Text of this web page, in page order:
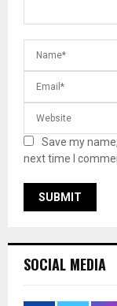
Save my
next time I
SOCIAL MEDIA